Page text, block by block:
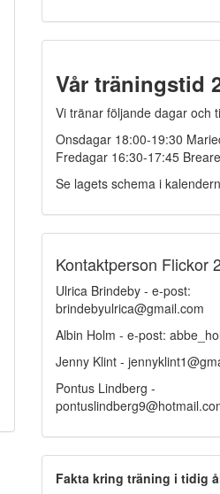
Vår träningstid
Vi tränar följande dagar och
Onsdagar 18:00-19:30
Fredagar 16:30-17:45
Se lagets schema i
Kontaktperson Flickor
Ulrica Brindeby - e-post:
brindebyulrica@gmail.com
Albin Holm - e-post:
Jenny Klint -
Pontus Lindberg -
Fakta kring träning i tidig